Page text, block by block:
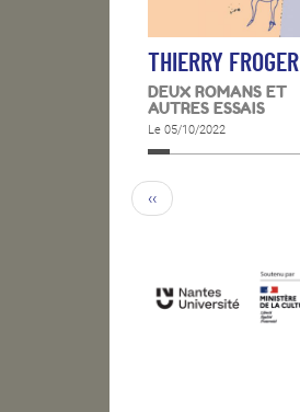
THIERRY FROGER
DEUX ROMANS ET
AUTRES ESSAIS
Le 05/10/2022
‹‹